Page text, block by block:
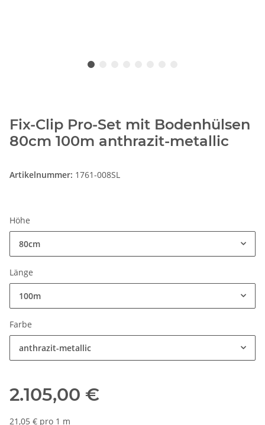
Fix-Clip Pro-Set mit Bodenhülsen
80cm 100m anthrazit-metallic
Artikelnummer: 1761-008SL
Höhe
80cm
Länge
100m
Farbe
anthrazit-metallic
2.105,00 €
21,05 € pro 1 m